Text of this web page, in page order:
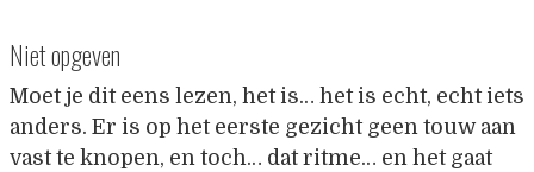
Niet opgeven
Moet je dit eens lezen, het is… het is echt, echt iets
anders. Er is op het eerste gezicht geen touw aan
vast te knopen, en toch… dat ritme… en het gaat